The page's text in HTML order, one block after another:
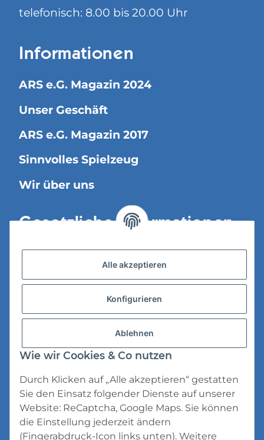
telefonisch: 8.00 bis 20.00 Uhr
Informationen
ARS e.G. Magazin 2024
Unser Geschäft
ARS e.G. Magazin 2017
Sinnvolles Spielzeug
Wir über uns
Gesetzliche Informationen
Versandinformationen
Datenschutz
Impressum
* Alle Preise inkl. gesetzlicher USt., zzgl.
Alle akzeptieren
Konfigurieren
Ablehnen
Wie wir Cookies & Co nutzen
Durch Klicken auf „Alle akzeptieren“ gestatten
Sie den Einsatz folgender Dienste auf unserer
Website: ReCaptcha, Google Maps. Sie können
die Einstellung jederzeit ändern
(Fingerabdruck-Icon links unten). Weitere